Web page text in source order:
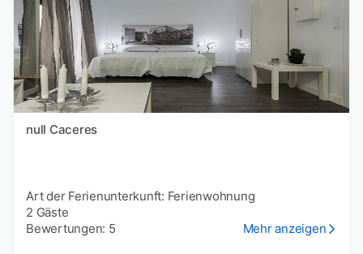
null Caceres
Art der Ferienunterkunft: Ferienwohnung
2 Gäste
Bewertungen: 5
Mehr anzeigen